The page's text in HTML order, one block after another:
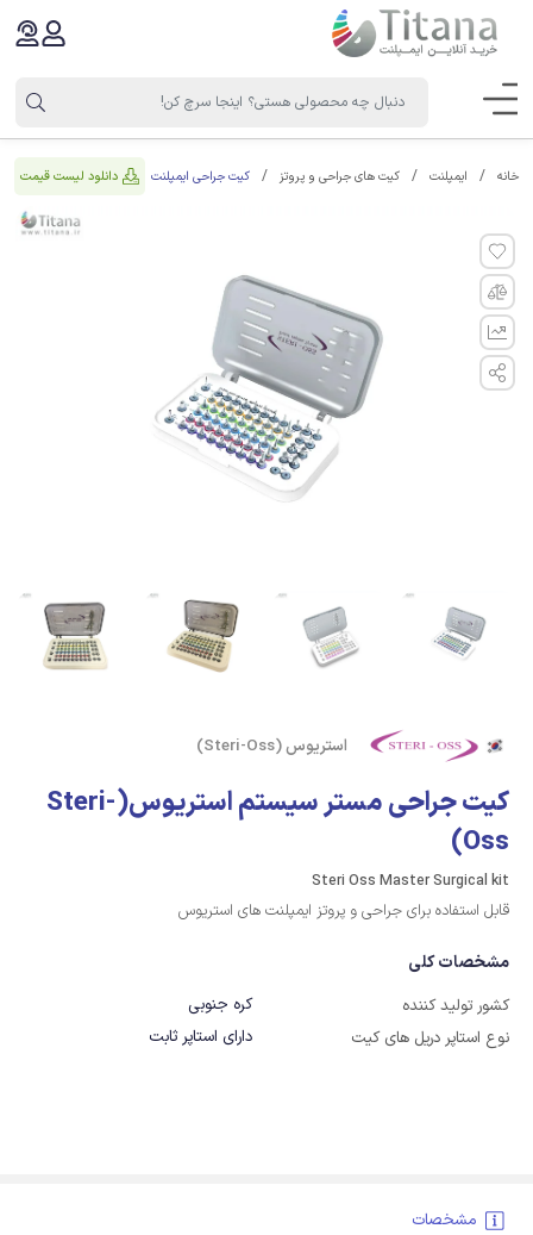
خانه ایمپلنت کیت های جراحی و پروتز کیت جراحی ایمپلنت دانلود لیست قیمت
استریوس (Steri-Oss)
کیت جراحی مستر سیستم استریوس(Steri-
Oss)
Steri Oss Master Surgical kit
قابل استفاده برای جراحی و پروتز ایمپلنت های استریوس
مشخصات کلی
کشور تولید کننده
کره جنوبی
نوع استاپر دریل های کیت
دارای استاپر ثابت
مشخصات